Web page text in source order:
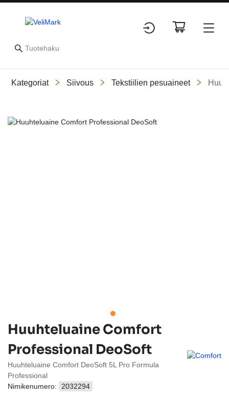
Kategoriat Siivous Tekstiilien pesuaineet
Slide 1 of 1
Huuhteluaine Comfort
Professional DeoSoft
Huuhteluaine Comfort DeoSoft 5L Pro Formula
Professional
Nimikenumero:
2032294